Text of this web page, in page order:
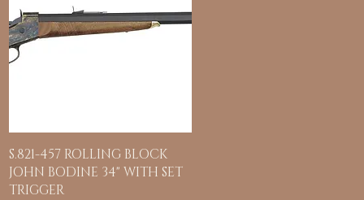
Hurtigvisning
S.821-457 ROLLING BLOCK
JOHN BODINE 34" WITH SET
TRIGGER